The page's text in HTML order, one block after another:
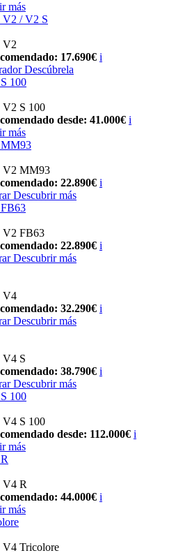
más
V2 / V2 S
V2
17.690€ i
Descúbrela
100
V2 S 100
desde: 41.000€ i
más
V2 MM93
22.890€ i
Descubrir más
V2 FB63
22.890€ i
Descubrir más
V4
32.290€ i
Descubrir más
V4 S
38.790€ i
Descubrir más
100
V4 S 100
desde: 112.000€ i
más
V4 R
44.000€ i
más
V4 Tricolore